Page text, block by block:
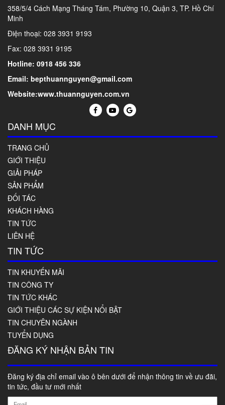
358/5/4 Cách Mạng Tháng Tám, Phường 10, Quận 3, TP. Hồ Chí
Minh
Điện thoại: 028 3931 9193
Fax: 028 3931 9195
Hotline: 0918 456 336
Email: bepthuannguyen@gmail.com
Website:www.thuannguyen.com.vn
DANH MỤC
TRANG CHỦ
GIỚI THIỆU
GIẢI PHÁP
SẢN PHẨM
ĐỐI TÁC
KHÁCH HÀNG
TIN TỨC
LIÊN HỆ
TIN TỨC
TIN KHUYẾN MÃI
TIN CÔNG TY
TIN TỨC KHÁC
GIỚI THIỆU CÁC SỰ KIỆN NỔI BẬT
TIN CHUYÊN NGÀNH
TUYỂN DỤNG
ĐĂNG KÝ NHẬN BẢN TIN
Đăng ký địa chỉ email vào ô bên dưới để nhận thông tin về ưu đãi,
tin tức, đầu tư mới nhất